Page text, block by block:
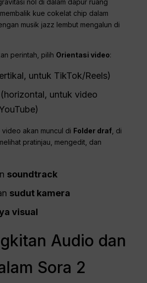
nol di dalam dapur ruang
kue cokelat chip dalam
musik jazz lembut mengalun di
perintah, pilih Orientasi video:
untuk TikTok/Reels)
untuk video
akan muncul di Folder draf , di
pratinjau, mengedit, dan
soundtrack
sudut kamera
visual
Audio dan
Sora 2